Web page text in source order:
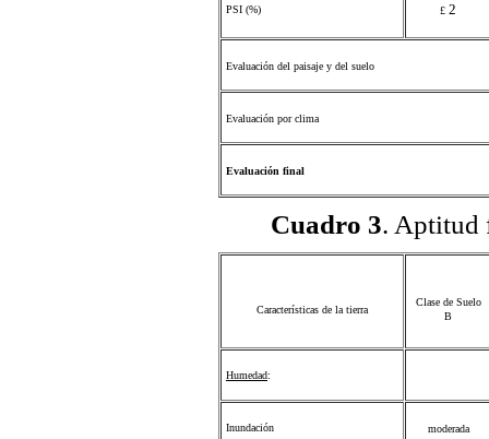
PSI (%) £ 2
Evaluación del paisaje y del suelo
Evaluación por clima
Evaluación final
Cuadro 3. Aptitud
Características de la tierra
Clase de Suelo
B
Humedad:
Inundación moderada